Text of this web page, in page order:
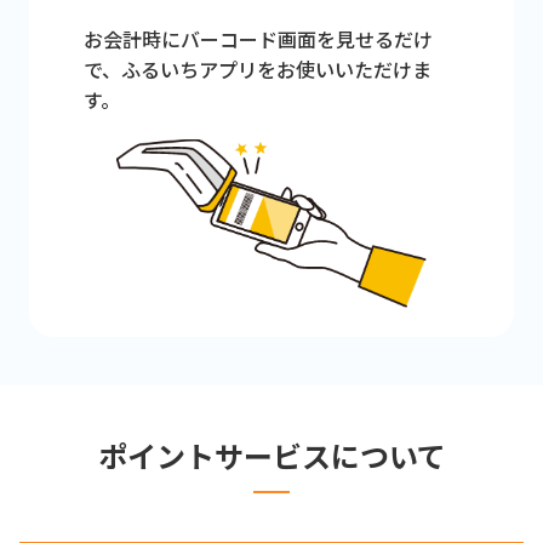
お会計時にバーコード画面を見せるだけ
で、ふるいちアプリをお使いいただけま
す。
ポイントサービスについて